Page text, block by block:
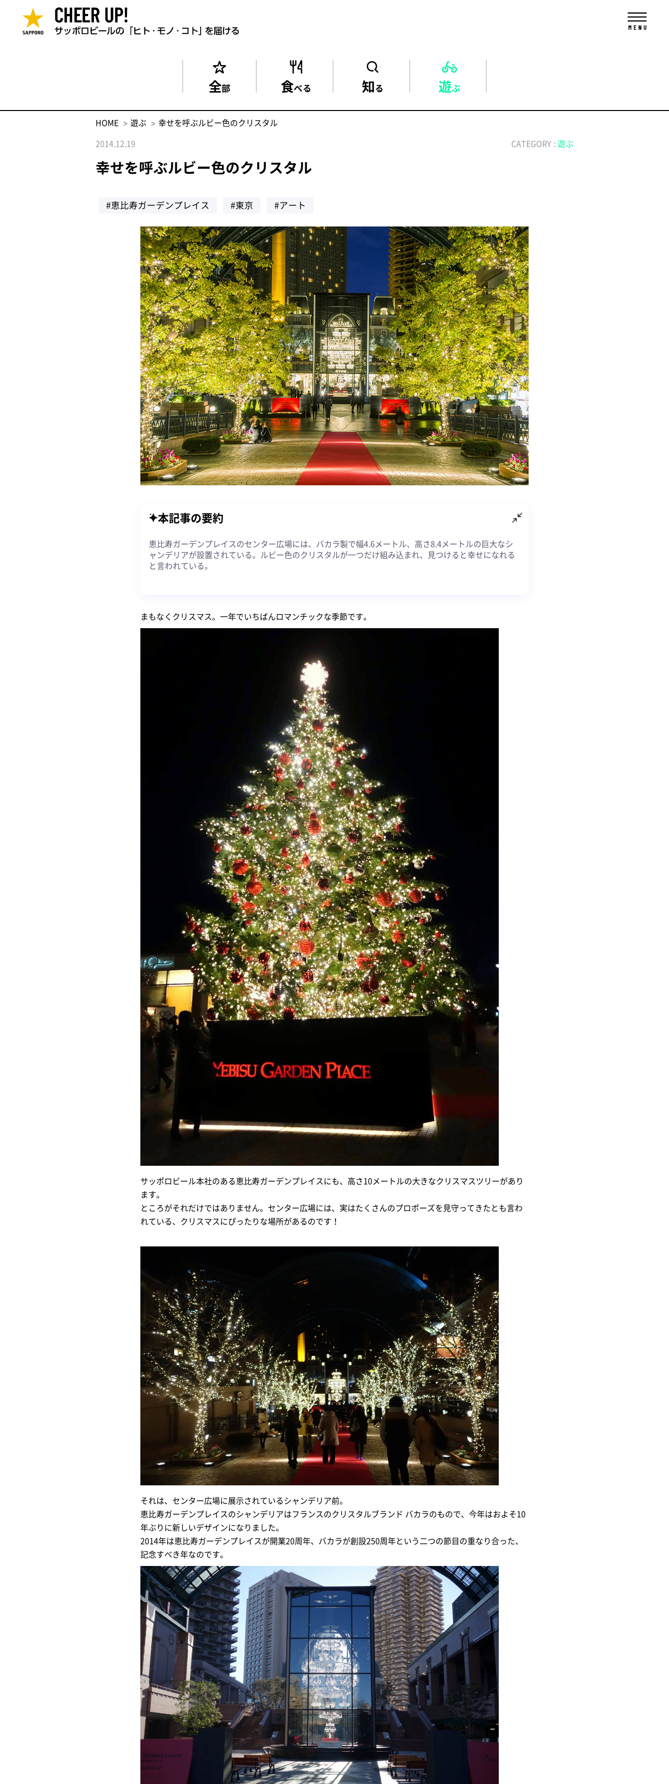
全部 食べる 知る 遊ぶ
HOME 遊ぶ
幸せを呼ぶルビー色のクリスタル
2014.12.19
CATEGORY : 遊ぶ
幸せを呼ぶルビー色のクリスタル
#恵比寿ガーデンプレイス #東京 #アート
本記事の要約
恵比寿ガーデンプレイスのセンター広場には、バカラ製で幅4.6メートル、高さ8.4メートルの巨大なシ
ャンデリアが設置されている。ルビー色のクリスタルが一つだけ組み込まれ、見つけると幸せになれる
と言われている。
まもなくクリスマス。一年でいちばんロマンチックな季節です。
サッポロビール本社のある恵比寿ガーデンプレイスにも、高さ10メートルの大きなクリスマスツリーがあり
ます。
ところがそれだけではありません。センター広場には、実はたくさんのプロポーズを見守ってきたとも言わ
れている、クリスマスにぴったりな場所があるのです！
それは、センター広場に展示されているシャンデリア前。
恵比寿ガーデンプレイスのシャンデリアはフランスのクリスタルブランド バカラのもので、今年はおよそ10
年ぶりに新しいデザインになりました。
2014年は恵比寿ガーデンプレイスが開業20周年、バカラが創設250周年という二つの節目の重なり合った、
記念すべき年なのです。